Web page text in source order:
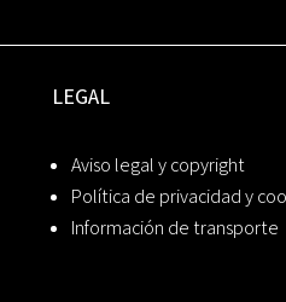
LEGAL
Aviso legal y copyright
Política de privacidad y
Información de transporte